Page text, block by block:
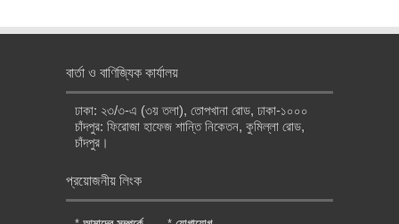
বার্তা ও বাণিজ্যিক কার্যালয়
ঢাকা: ২৩/৩-এ (৩য় তলা), তোপখানা রোড, ঢাকা-১০০০
চাঁদপুর: ফিরোজা হাফেজ শান্তি নিকেতন, কুমিল্লা রোড,
চাঁদপুর।
প্রয়োজনীয় লিংক